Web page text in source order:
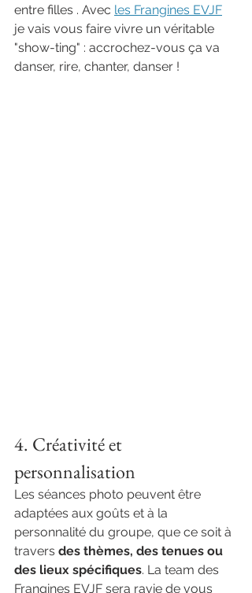
entre filles . Avec les Frangines EVJF
je vais vous faire vivre un véritable
"show-ting" : accrochez-vous ça va
danser, rire, chanter, danser !
4. Créativité et
personnalisation
Les séances photo peuvent être
adaptées aux goûts et à la
personnalité du groupe, que ce soit à
travers des thèmes, des tenues ou
des lieux spécifiques. La team des
Frangines EVJF sera ravie de vous